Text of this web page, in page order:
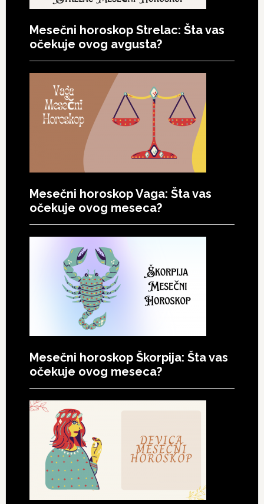
Mesečni horoskop Strelac: Šta vas
očekuje ovog avgusta?
Mesečni horoskop Vaga: Šta vas
očekuje ovog meseca?
Mesečni horoskop Škorpija: Šta vas
očekuje ovog meseca?